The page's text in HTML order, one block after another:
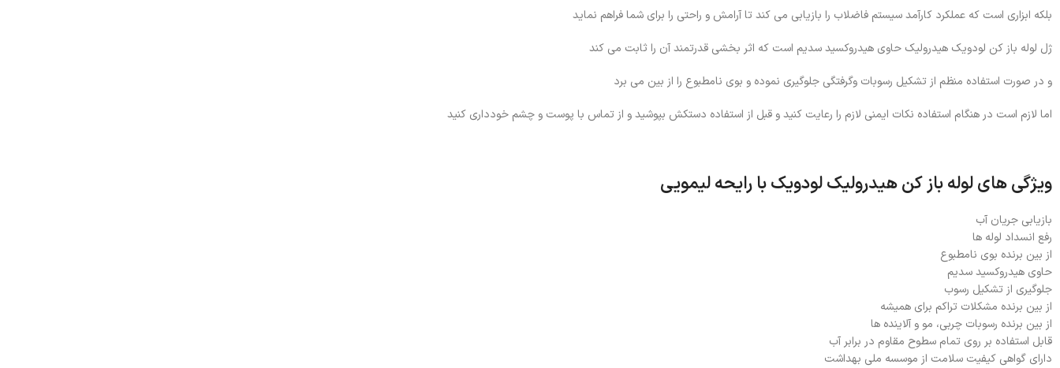
بلکه ابزاری است که عملکرد کارآمد سیستم فاضلاب را بازیابی می کند تا آرامش و راحتی را برای شما فراهم نماید
ژل لوله باز کن لودویک هیدرولیک حاوی هیدروکسید سدیم است که اثر بخشی قدرتمند آن را ثابت می کند
و در صورت استفاده منظم از تشکیل رسوبات وگرفتگی جلوگیری نموده و بوی نامطبوع را از بین می برد
اما لازم است در هنگام استفاده نکات ایمنی لازم را رعایت کنید و قبل از استفاده دستکش بپوشید و از تماس با پوست و چشم خودداری کنید
ویژگی های لوله باز کن هیدرولیک لودویک با رایحه لیمویی
بازیابی جریان آب
رفع انسداد لوله ها
از بین برنده بوی نامطبوع
حاوی هیدروکسید سدیم
جلوگیری از تشکیل رسوب
از بین برنده مشکلات تراکم برای همیشه
از بین برنده رسوبات چربی، مو و آلاینده ها
قابل استفاده بر روی تمام سطوح مقاوم در برابر آب
دارای گواهی کیفیت سلامت از موسسه ملی بهداشت